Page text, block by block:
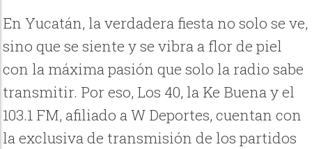
En Yucatán, la verdadera fiesta no solo se ve,
sino que se siente y se vibra a flor de piel
con la máxima pasión que solo la radio sabe
transmitir. Por eso, Los 40, la Ke Buena y el
103.1 FM, afiliado a W Deportes, cuentan con
la exclusiva de transmisión de los partidos